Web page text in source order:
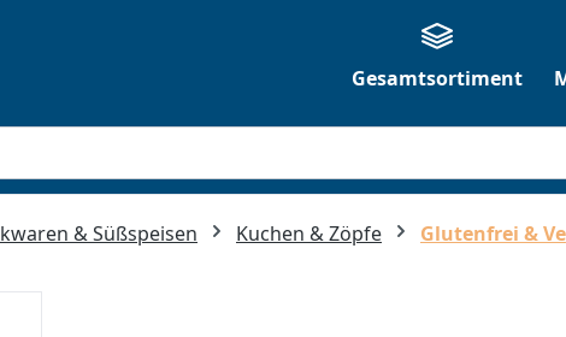
Gesamtsortiment
& Süßspeisen Kuchen & Zöpfe Glutenfrei &